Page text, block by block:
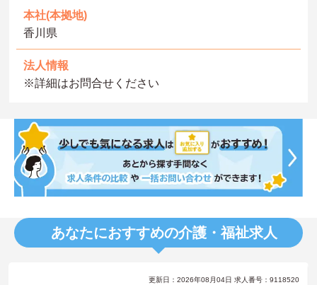
本社(本拠地)
香川県
法人情報
※詳細はお問合せください
あなたにおすすめの介護・福祉求人
更新日：2026年08月04日 求人番号：9118520